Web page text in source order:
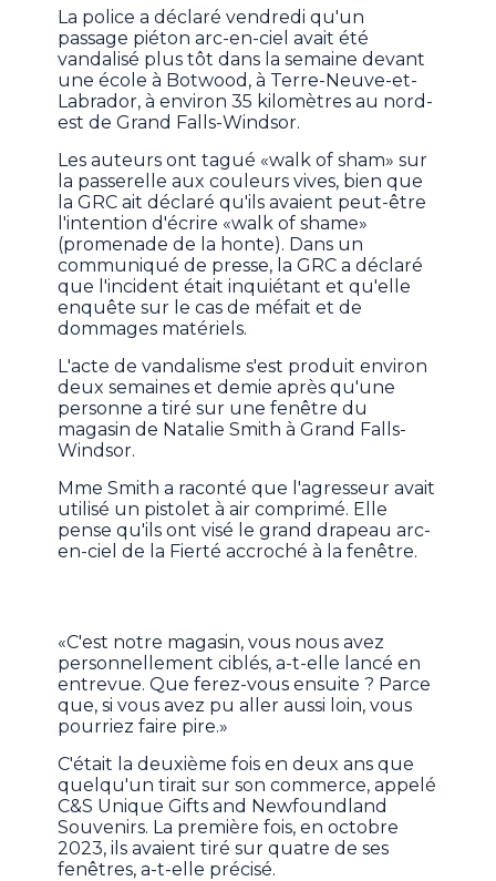
La police a déclaré vendredi qu'un
passage piéton arc-en-ciel avait été
vandalisé plus tôt dans la semaine devant
une école à Botwood, à Terre-Neuve-et-
Labrador, à environ 35 kilomètres au nord-
est de Grand Falls-Windsor.
Les auteurs ont tagué «walk of sham» sur
la passerelle aux couleurs vives, bien que
la GRC ait déclaré qu'ils avaient peut-être
l'intention d'écrire «walk of shame»
(promenade de la honte). Dans un
communiqué de presse, la GRC a déclaré
que l'incident était inquiétant et qu'elle
enquête sur le cas de méfait et de
dommages matériels.
L'acte de vandalisme s'est produit environ
deux semaines et demie après qu'une
personne a tiré sur une fenêtre du
magasin de Natalie Smith à Grand Falls-
Windsor.
Mme Smith a raconté que l'agresseur avait
utilisé un pistolet à air comprimé. Elle
pense qu'ils ont visé le grand drapeau arc-
en-ciel de la Fierté accroché à la fenêtre.
«C'est notre magasin, vous nous avez
personnellement ciblés, a-t-elle lancé en
entrevue. Que ferez-vous ensuite ? Parce
que, si vous avez pu aller aussi loin, vous
pourriez faire pire.»
C'était la deuxième fois en deux ans que
quelqu'un tirait sur son commerce, appelé
C&S Unique Gifts and Newfoundland
Souvenirs. La première fois, en octobre
2023, ils avaient tiré sur quatre de ses
fenêtres, a-t-elle précisé.